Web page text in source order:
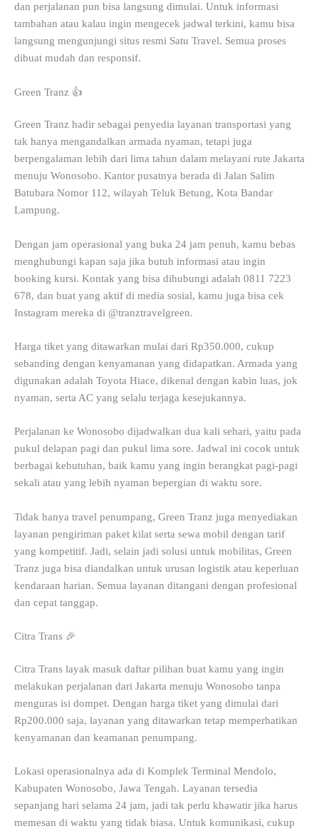
dan perjalanan pun bisa langsung dimulai. Untuk informasi
tambahan atau kalau ingin mengecek jadwal terkini, kamu bisa
langsung mengunjungi situs resmi Satu Travel. Semua proses
dibuat mudah dan responsif.
Green Tranz 👍
Green Tranz hadir sebagai penyedia layanan transportasi yang
tak hanya mengandalkan armada nyaman, tetapi juga
berpengalaman lebih dari lima tahun dalam melayani rute Jakarta
menuju Wonosobo. Kantor pusatnya berada di Jalan Salim
Batubara Nomor 112, wilayah Teluk Betung, Kota Bandar
Lampung.
Dengan jam operasional yang buka 24 jam penuh, kamu bebas
menghubungi kapan saja jika butuh informasi atau ingin
booking kursi. Kontak yang bisa dihubungi adalah 0811 7223
678, dan buat yang aktif di media sosial, kamu juga bisa cek
Instagram mereka di @tranztravelgreen.
Harga tiket yang ditawarkan mulai dari Rp350.000, cukup
sebanding dengan kenyamanan yang didapatkan. Armada yang
digunakan adalah Toyota Hiace, dikenal dengan kabin luas, jok
nyaman, serta AC yang selalu terjaga kesejukannya.
Perjalanan ke Wonosobo dijadwalkan dua kali sehari, yaitu pada
pukul delapan pagi dan pukul lima sore. Jadwal ini cocok untuk
berbagai kebutuhan, baik kamu yang ingin berangkat pagi-pagi
sekali atau yang lebih nyaman bepergian di waktu sore.
Tidak hanya travel penumpang, Green Tranz juga menyediakan
layanan pengiriman paket kilat serta sewa mobil dengan tarif
yang kompetitif. Jadi, selain jadi solusi untuk mobilitas, Green
Tranz juga bisa diandalkan untuk urusan logistik atau keperluan
kendaraan harian. Semua layanan ditangani dengan profesional
dan cepat tanggap.
Citra Trans 🎉
Citra Trans layak masuk daftar pilihan buat kamu yang ingin
melakukan perjalanan dari Jakarta menuju Wonosobo tanpa
menguras isi dompet. Dengan harga tiket yang dimulai dari
Rp200.000 saja, layanan yang ditawarkan tetap memperhatikan
kenyamanan dan keamanan penumpang.
Lokasi operasionalnya ada di Komplek Terminal Mendolo,
Kabupaten Wonosobo, Jawa Tengah. Layanan tersedia
sepanjang hari selama 24 jam, jadi tak perlu khawatir jika harus
memesan di waktu yang tidak biasa. Untuk komunikasi, cukup